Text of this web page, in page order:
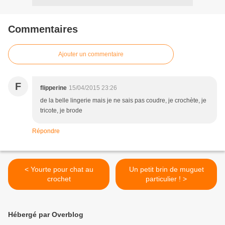
Commentaires
Ajouter un commentaire
F flipperine 15/04/2015 23:26
de la belle lingerie mais je ne sais pas coudre, je crochète, je
tricote, je brode
Répondre
< Yourte pour chat au
crochet
Un petit brin de muguet
particulier ! >
Hébergé par Overblog